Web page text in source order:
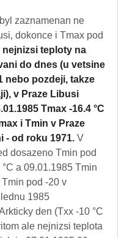
zaznamenan ne
dokonce i Tmax pod
teploty na
do dnes (u vetsine
nebo pozdeji, takze
v Praze Libusi
Tmax -16.4 °C
i Tmin v Praze
- od roku 1971. V
dosazeno Tmin pod
a 09.01.1985 Tmin
pod -20 v
1985
den (Txx -10 °C
ale nejnizsi teplota